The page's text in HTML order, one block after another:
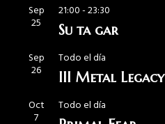
Sep
25
21:00-23:30
Su ta gar
Sep
26
Todo el día
III Metal Legacy
Oct
7
Todo el día